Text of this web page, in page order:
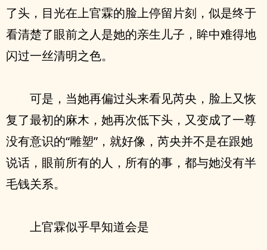
了头，目光在上官霖的脸上停留片刻，似是终于
看清楚了眼前之人是她的亲生儿子，眸中难得地
闪过一丝清明之色。
可是，当她再偏过头来看见芮央，脸上又恢
复了最初的麻木，她再次低下头，又变成了一尊
没有意识的“雕塑”，就好像，芮央并不是在跟她
说话，眼前所有的人，所有的事，都与她没有半
毛钱关系。
上官霖似乎早知道会是